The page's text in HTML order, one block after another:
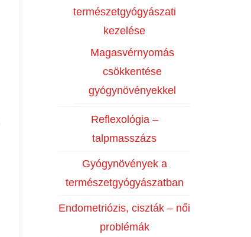
természetgyógyászati
kezelése
Magasvérnyomás
csökkentése
gyógynövényekkel
Reflexológia –
talpmasszázs
Gyógynövények a
természetgyógyászatban
Endometriózis, ciszták – női
problémák